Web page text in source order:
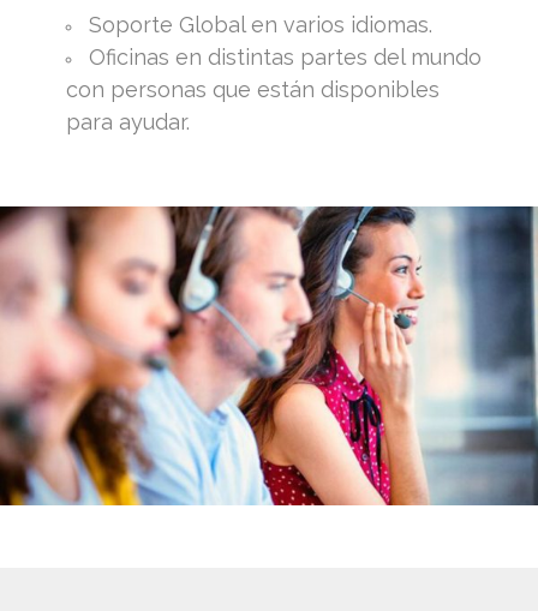
Soporte Global en varios idiomas.
Oficinas en distintas partes del mundo
con personas que están disponibles
para ayudar.